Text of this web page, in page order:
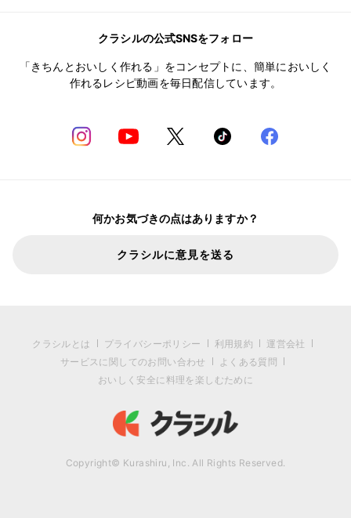
クラシルの公式SNSをフォロー
「きちんとおいしく作れる」をコンセプトに、簡単においしく
作れるレシピ動画を毎日配信しています。
何かお気づきの点はありますか？
クラシルに意見を送る
クラシルとは プライバシーポリシー 利用規約
運営会社
サービスに関してのお問い合わせ
よくある質問
おいしく安全に料理を楽しむために
Copyright© Kurashiru, Inc. All Rights Reserved.